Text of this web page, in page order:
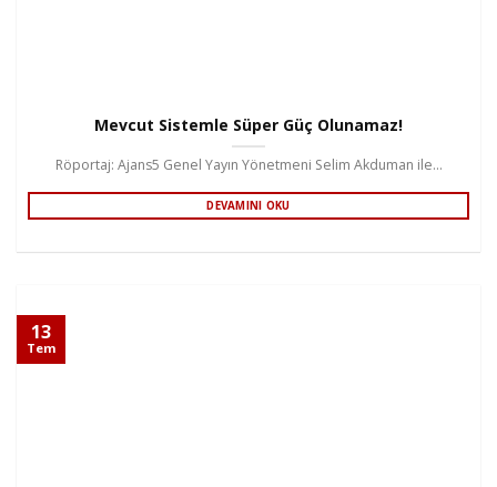
Mevcut Sistemle Süper Güç Olunamaz!
Röportaj: Ajans5 Genel Yayın Yönetmeni Selim Akduman ile...
DEVAMINI OKU
13
Tem